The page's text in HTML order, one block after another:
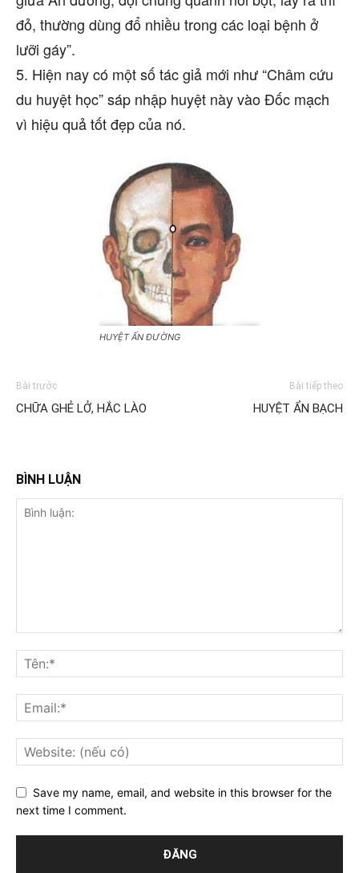
đỏ, thường dùng đổ nhiều trong các loại bệnh ở
lưỡi gáy”.
5. Hiện nay có một số tác giả mới như “Châm cứu
du huyệt học” sáp nhập huyệt này vào Đốc mạch
vì hiệu quả tốt đẹp của nó.
HUYỆT ẤN ĐƯỜNG
Bài trước
CHỮA GHẺ LỞ, HẮC LÀO
Bài tiếp theo
HUYỆT ẨN BẠCH
BÌNH LUẬN
Save my name, email, and website in this browser for the
next time I comment.